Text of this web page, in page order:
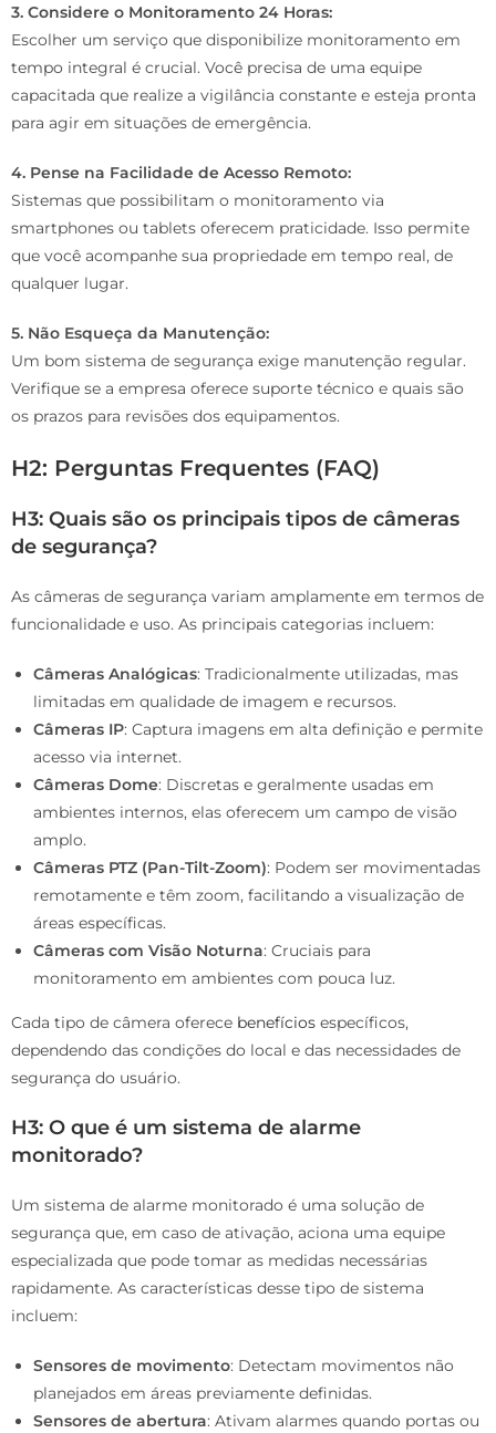
3. Considere o Monitoramento 24 Horas:
Escolher um serviço que disponibilize monitoramento em
tempo integral é crucial. Você precisa de uma equipe
capacitada que realize a vigilância constante e esteja pronta
para agir em situações de emergência.
4. Pense na Facilidade de Acesso Remoto:
Sistemas que possibilitam o monitoramento via
smartphones ou tablets oferecem praticidade. Isso permite
que você acompanhe sua propriedade em tempo real, de
qualquer lugar.
5. Não Esqueça da Manutenção:
Um bom sistema de segurança exige manutenção regular.
Verifique se a empresa oferece suporte técnico e quais são
os prazos para revisões dos equipamentos.
H2: Perguntas Frequentes (FAQ)
H3: Quais são os principais tipos de câmeras
de segurança?
As câmeras de segurança variam amplamente em termos de
funcionalidade e uso. As principais categorias incluem:
Câmeras Analógicas: Tradicionalmente utilizadas, mas
limitadas em qualidade de imagem e recursos.
Câmeras IP: Captura imagens em alta definição e permite
acesso via internet.
Câmeras Dome: Discretas e geralmente usadas em
ambientes internos, elas oferecem um campo de visão
amplo.
Câmeras PTZ (Pan-Tilt-Zoom): Podem ser movimentadas
remotamente e têm zoom, facilitando a visualização de
áreas específicas.
Câmeras com Visão Noturna: Cruciais para
monitoramento em ambientes com pouca luz.
Cada tipo de câmera oferece benefícios específicos,
dependendo das condições do local e das necessidades de
segurança do usuário.
H3: O que é um sistema de alarme
monitorado?
Um sistema de alarme monitorado é uma solução de
segurança que, em caso de ativação, aciona uma equipe
especializada que pode tomar as medidas necessárias
rapidamente. As características desse tipo de sistema
incluem:
Sensores de movimento: Detectam movimentos não
planejados em áreas previamente definidas.
Sensores de abertura: Ativam alarmes quando portas ou